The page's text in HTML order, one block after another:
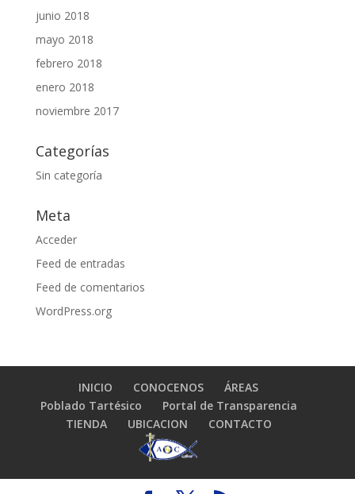
junio 2018
mayo 2018
febrero 2018
enero 2018
noviembre 2017
Categorías
Sin categoría
Meta
Acceder
Feed de entradas
Feed de comentarios
WordPress.org
INICIO CONOCENOS
ÁREAS
Poblado Tartésico
Portal de Transparencia
TIENDA
UBICACION CONTACTO